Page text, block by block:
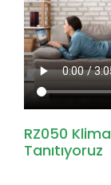
RZ050
Tanıtıyoruz